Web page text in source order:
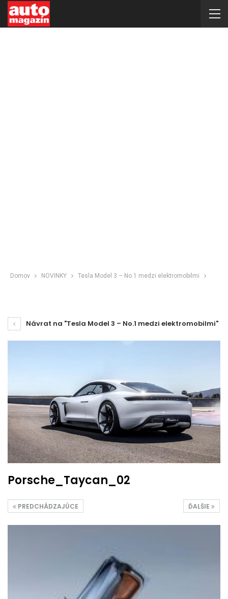
Domov NOVINKY Tesla Model 3 – No.1 medzi elektromobilmi
Návrat na "Tesla Model 3 – No.1 medzi elektromobilmi"
Porsche_Taycan_02
ĎALŠIE
PREDCHÁDZAJÚCE